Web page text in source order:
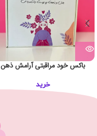
باکس خود مراقبتی آرامش ذهن
خرید